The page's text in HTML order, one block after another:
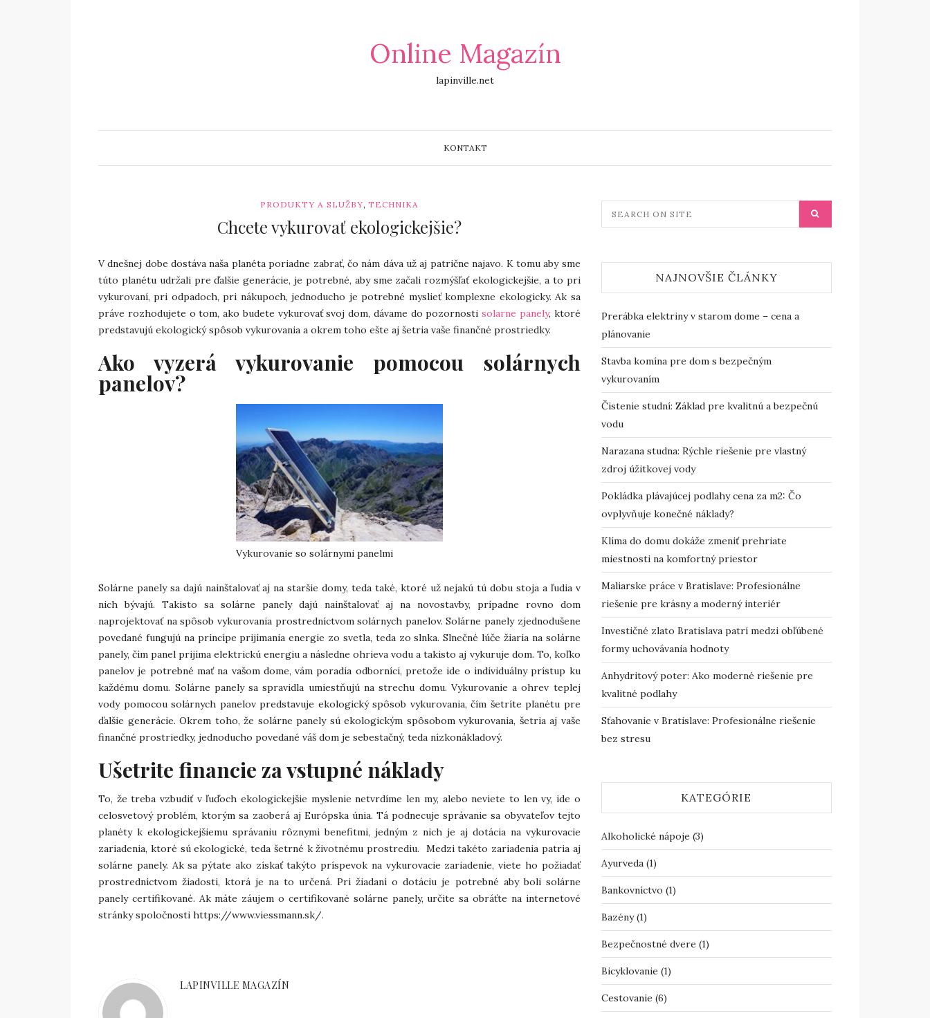
Online Magazín
lapinville.net
KONTAKT
PRODUKTY A SLUŽBY, TECHNIKA
Chcete vykurovať ekologickejšie?
V dnešnej dobe dostáva naša planéta poriadne zabrať, čo nám dáva už aj patrične najavo. K tomu aby sme
túto planétu udržali pre ďalšie generácie, je potrebné, aby sme začali rozmýšľať ekologickejšie, a to pri
vykurovaní, pri odpadoch, pri nákupoch, jednoducho je potrebné myslieť komplexne ekologicky. Ak sa
práve rozhodujete o tom, ako budete vykurovať svoj dom, dávame do pozornostisolarne panely, ktoré
predstavujú ekologický spôsob vykurovania a okrem toho ešte aj šetria vaše finančné prostriedky.
Ako vyzerá vykurovanie pomocou solárnych
panelov?
Vykurovanie so solárnymi panelmi
Solárne panely sa dajú nainštalovať aj na staršie domy, teda také, ktoré už nejakú tú dobu stoja a ľudia v
nich bývajú. Takisto sa solárne panely dajú nainštalovať aj na novostavby, prípadne rovno dom
naprojektovať na spôsob vykurovania prostredníctvom solárnych panelov. Solárne panely zjednodušene
povedané fungujú na princípe prijímania energie zo svetla, teda zo slnka. Slnečné lúče žiaria na solárne
panely, čím panel prijíma elektrickú energiu a následne ohrieva vodu a takisto aj vykuruje dom. To, koľko
panelov je potrebné mať na vašom dome, vám poradia odborníci, pretože ide o individuálny prístup ku
každému domu. Solárne panely sa spravidla umiestňujú na strechu domu. Vykurovanie a ohrev teplej
vody pomocou solárnych panelov predstavuje ekologický spôsob vykurovania, čím šetríte planétu pre
ďalšie generácie. Okrem toho, že solárne panely sú ekologickým spôsobom vykurovania, šetria aj vaše
finančné prostriedky, jednoducho povedané váš dom je sebestačný, teda nízkonákladový.
Ušetrite financie za vstupné náklady
To, že treba vzbudiť v ľuďoch ekologickejšie myslenie netvrdíme len my, alebo neviete to len vy, ide o
celosvetový problém, ktorým sa zaoberá aj Európska únia. Tá podnecuje správanie sa obyvateľov tejto
planéty k ekologickejšiemu správaniu rôznymi benefitmi, jedným z nich je aj dotácia na vykurovacie
zariadenia, ktoré sú ekologické, teda šetrné k životnému prostrediu. Medzi takéto zariadenia patria aj
solárne panely. Ak sa pýtate ako získať takýto príspevok na vykurovacie zariadenie, viete ho požiadať
prostredníctvom žiadosti, ktorá je na to určená. Pri žiadaní o dotáciu je potrebné aby boli solárne
panely certifikované. Ak máte záujem o certifikované solárne panely, určite sa obráťte na internetové
stránky spoločnosti https://www.viessmann.sk/.
LAPINVILLE MAGAZÍN
NAJNOVŠIE ČLÁNKY
Prerábka elektriny v starom dome – cena a
plánovanie
Stavba komína pre dom s bezpečným
vykurovaním
Čistenie studní: Základ pre kvalitnú a bezpečnú
vodu
Narazana studna: Rýchle riešenie pre vlastný
zdroj úžitkovej vody
Pokládka plávajúcej podlahy cena za m2: Čo
ovplyvňuje konečné náklady?
Klíma do domu dokáže zmeniť prehriate
miestnosti na komfortný priestor
Maliarske práce v Bratislave: Profesionálne
riešenie pre krásny a moderný interiér
Investičné zlato Bratislava patrí medzi obľúbené
formy uchovávania hodnoty
Anhydritový poter: Ako moderné riešenie pre
kvalitné podlahy
Sťahovanie v Bratislave: Profesionálne riešenie
bez stresu
KATEGÓRIE
Alkoholické nápoje (3)
Ayurveda(1)
Bankovníctvo (1)
Bazény(1)
Bezpečnostné dvere (1)
Bicyklovanie (1)
Cestovanie (6)